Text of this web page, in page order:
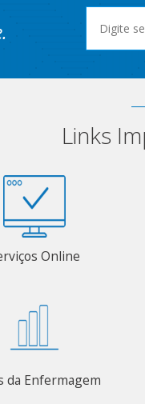
Links
Online
da Enfermagem